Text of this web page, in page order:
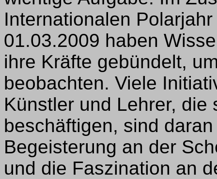
Internationalen
01.03.2009 haben
ihre Kräfte gebündelt,
beobachten. Viele
Künstler und Lehrer, die
beschäftigen, sind
Begeisterung an der
und die Faszination an